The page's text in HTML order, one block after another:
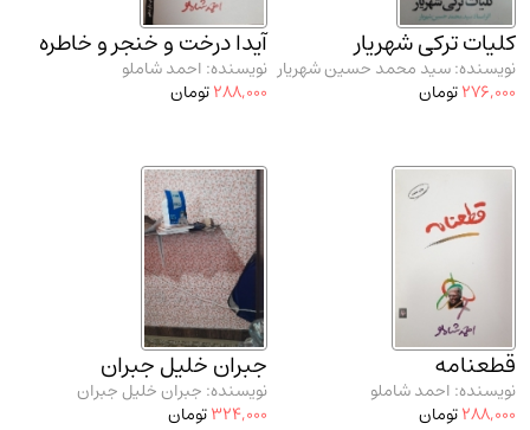
مدرسان شریف و انتشارت ارشد کتاب‌های..(2)
دانشگاه پیامـ نور(10)
کلیات ترکی شهریار
نویسنده: سید محمد حسین شهریار
276,000تومان
آیدا درخت و خنجر و خاطره
نویسنده: احمد شاملو
288,000تومان
قطعنامه
نویسنده: احمد شاملو
288,000تومان
جبران خلیل جبران
نویسنده: جبران خلیل جبران
324,000تومان